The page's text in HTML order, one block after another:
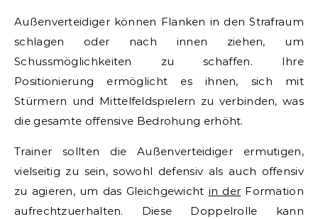
Außenverteidiger können Flanken in den Strafraum
schlagen oder nach innen ziehen, um
Schussmöglichkeiten zu schaffen. Ihre
Positionierung ermöglicht es ihnen, sich mit
Stürmern und Mittelfeldspielern zu verbinden, was
die gesamte offensive Bedrohung erhöht.
Trainer sollten die Außenverteidiger ermutigen,
vielseitig zu sein, sowohl defensiv als auch offensiv
zu agieren, um das Gleichgewicht in der Formation
aufrechtzuerhalten. Diese Doppelrolle kann